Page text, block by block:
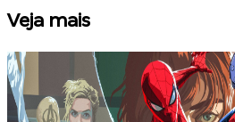
Veja mais